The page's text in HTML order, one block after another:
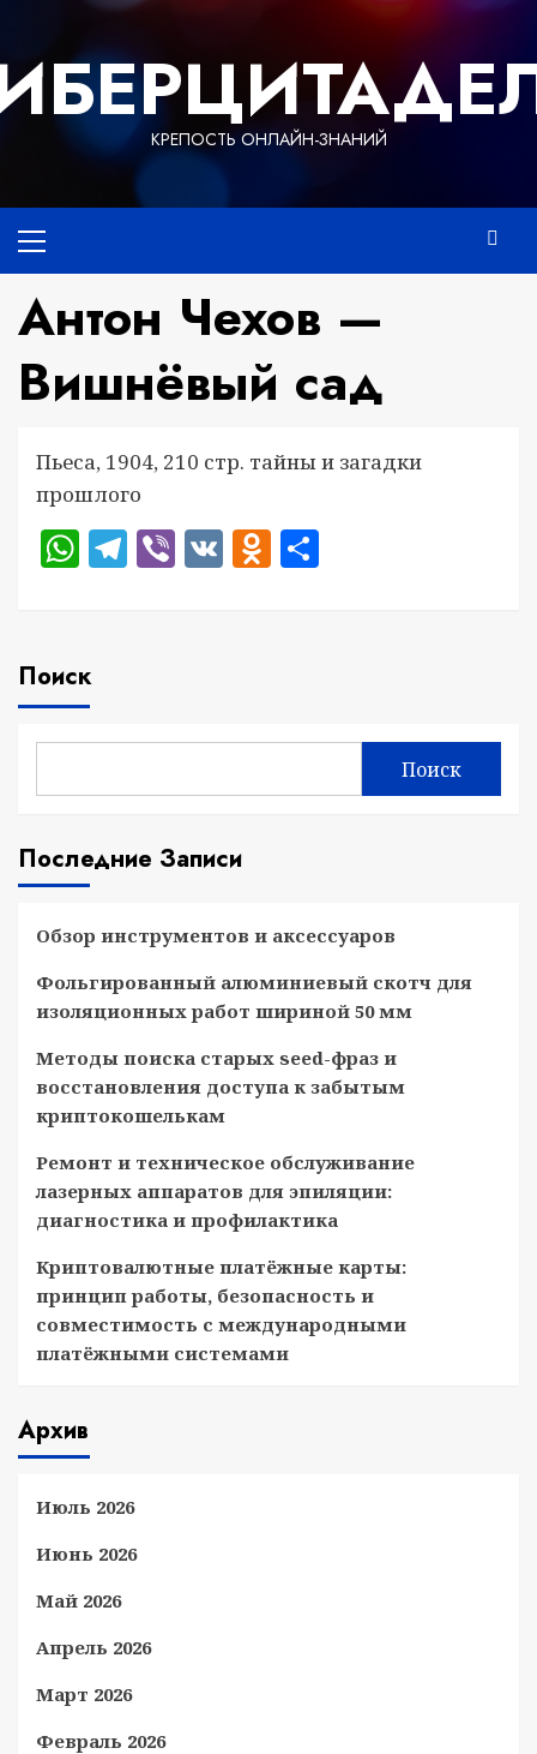
содержимому
КРЕПОСТЬ ОНЛАЙН-ЗНАНИЙ
меню
Антон Чехов —
Вишнёвый сад
Пьеса, 1904, 210 стр. тайны и загадки
прошлого
WhatsApp
Telegram
Viber
VKOdnoklassniki
Поиск
Поиск
Последние Записи
Обзор инструментов и аксессуаров
Фольгированный алюминиевый скотч для
изоляционных работ шириной 50 мм
Методы поиска старых seed-фраз и
восстановления доступа к забытым
криптокошелькам
Ремонт и техническое обслуживание
лазерных аппаратов для эпиляции:
диагностика и профилактика
Криптовалютные платёжные карты:
принцип работы, безопасность и
совместимость с международными
платёжными системами
Архив
Июль 2026
Июнь 2026
Май 2026
Апрель 2026
Март 2026
Февраль 2026